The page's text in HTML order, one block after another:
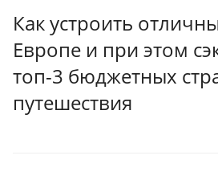
Как устроить
Европе и при этом
топ-3 бюджетных
путешествия